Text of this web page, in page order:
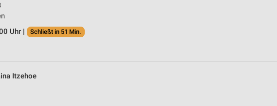
Uhr |
Schließt in 51 Min.
Itzehoe